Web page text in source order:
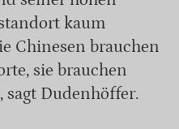
kaum
Chinesen brauchen
sie brauchen
sagt Dudenhöffer.